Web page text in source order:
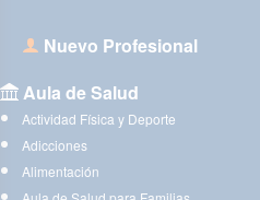
Nuevo Profesional
Aula de Salud
Actividad Física y Deporte
Adicciones
Alimentación